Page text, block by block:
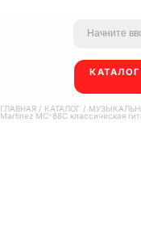
КАТАЛОГ
ГЛАВНАЯ / КАТАЛОГ /
Martinez MC-88C классическая